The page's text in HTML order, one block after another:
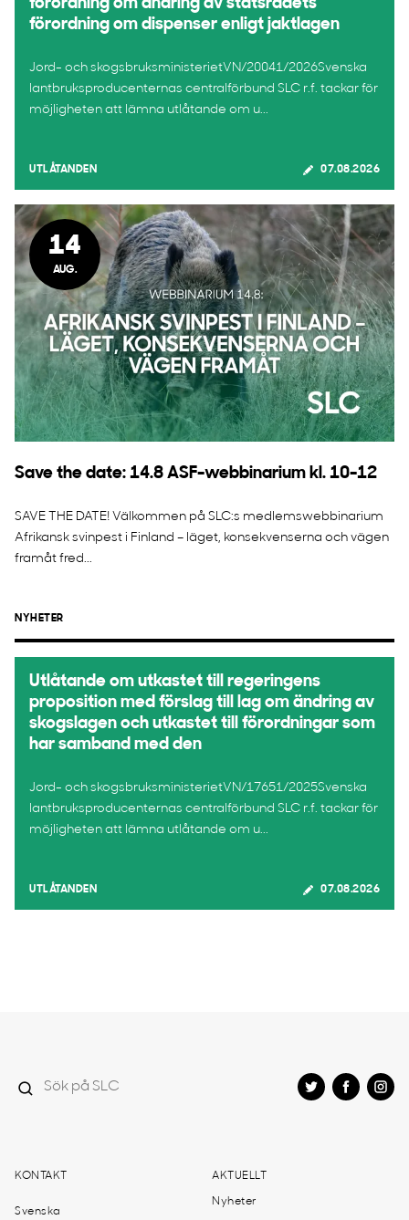
förordning om ändring av statsrådets
förordning om dispenser enligt jaktlagen
Jord- och skogsbruksministerietVN/20041/2026Svenska
lantbruksproducenternas centralförbund SLC r.f. tackar för
möjligheten att lämna utlåtande om u...
UTLÅTANDEN 07.08.2026
14
AUG.
Save the date: 14.8 ASF-webbinarium kl. 10-12
SAVE THE DATE! Välkommen på SLC:s medlemswebbinarium
Afrikansk svinpest i Finland – läget, konsekvenserna och vägen
framåt fred...
NYHETER
Utlåtande om utkastet till regeringens
proposition med förslag till lag om ändring av
skogslagen och utkastet till förordningar som
har samband med den
Jord- och skogsbruksministerietVN/17651/2025Svenska
lantbruksproducenternas centralförbund SLC r.f. tackar för
möjligheten att lämna utlåtande om u...
UTLÅTANDEN 07.08.2026
KONTAKT
Svenska
AKTUELLT
Nyheter